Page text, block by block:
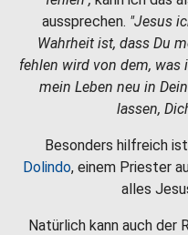
aussprechen. "Jesus
Wahrheit ist, dass Du
fehlen wird von dem,
mein Leben neu in
lassen,
Besonders hilfreich
Dolindo, einem Priester
alles
Natürlich kann auch der